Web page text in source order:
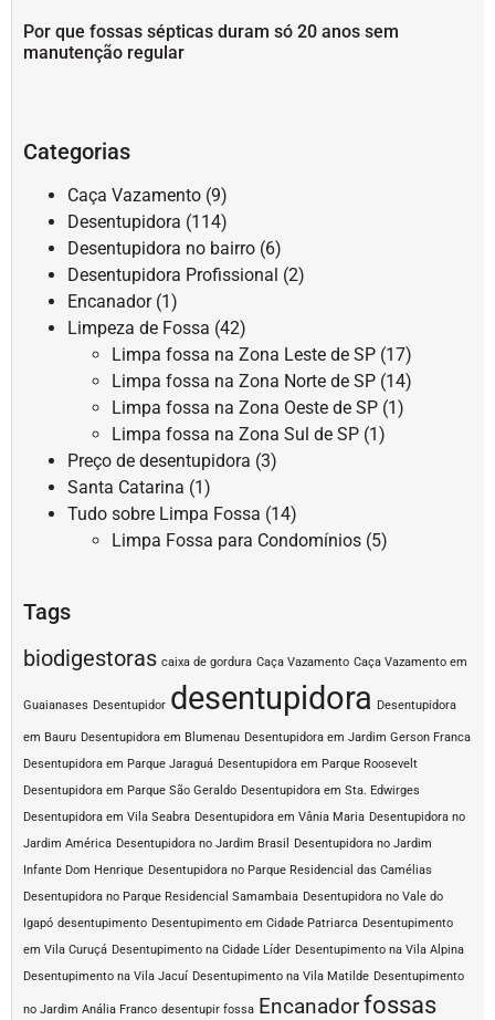
Por que fossas sépticas duram só 20 anos sem
manutenção regular
Categorias
Caça Vazamento (9)
Desentupidora (114)
Desentupidora no bairro (6)
Desentupidora Profissional (2)
Encanador(1)
Limpeza de Fossa (42)
Limpa fossa na Zona Leste de SP (17)
Limpa fossa na Zona Norte de SP (14)
Limpa fossa na Zona Oeste de SP (1)
Limpa fossa na Zona Sul de SP (1)
Preço de desentupidora (3)
Santa Catarina (1)
Tudo sobre Limpa Fossa (14)
Limpa Fossa para Condomínios (5)
Tags
biodigestoras caixa de gordura Caça Vazamento Caça Vazamento em
Guaianases Desentupidor desentupidora Desentupidora
em Bauru Desentupidora em Blumenau Desentupidora em Jardim Gerson Franca
Desentupidora em Parque Jaraguá Desentupidora em Parque Roosevelt
Desentupidora em Parque São Geraldo Desentupidora em Sta. Edwirges
Desentupidora em Vila Seabra Desentupidora em Vânia Maria Desentupidora no
Jardim América Desentupidora no Jardim Brasil
Desentupidora no Jardim
Infante Dom Henrique Desentupidora no Parque Residencial das Camélias
Desentupidora no Parque Residencial Samambaia Desentupidora no Vale do
Igapó desentupimento Desentupimento em Cidade Patriarca Desentupimento
em Vila Curuçá Desentupimento na Cidade Líder Desentupimento na Vila Alpina
Desentupimento na Vila Jacuí Desentupimento na Vila Matilde Desentupimento
no Jardim Anália Franco desentupir fossa Encanadorfossas